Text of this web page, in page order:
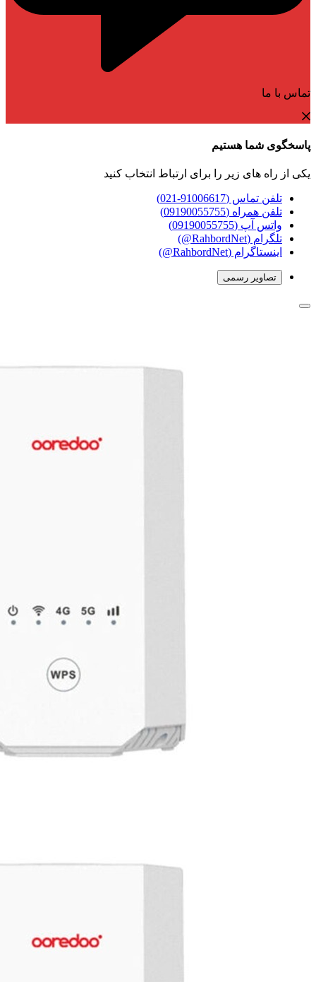
تماس با ما
پاسخگوی شما هستیم
یکی از راه های زیر را برای ارتباط انتخاب کنید
تلفن تماس (91006617-021)
تلفن همراه (09190055755)
واتس آپ (09190055755)
تلگرام (RahbordNet@)
اینستاگرام (RahbordNet@)
تصاویر رسمی